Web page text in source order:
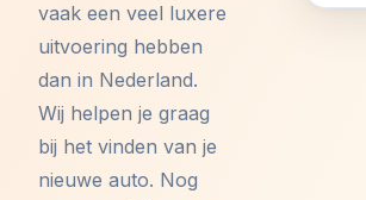
vaak een veel luxere
uitvoering hebben
dan in Nederland.
Wij helpen je graag
bij het vinden van je
nieuwe auto. Nog